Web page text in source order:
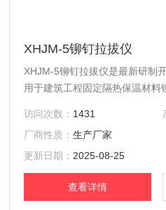
XHJM-5铆钉拉拔仪
XHJM-5铆钉拉拔仪是最新研制
用于建筑工程固定隔热保温材料
访问次数： 1431
厂商性质：生产厂家
更新日期： 2025-08-25
查看详情